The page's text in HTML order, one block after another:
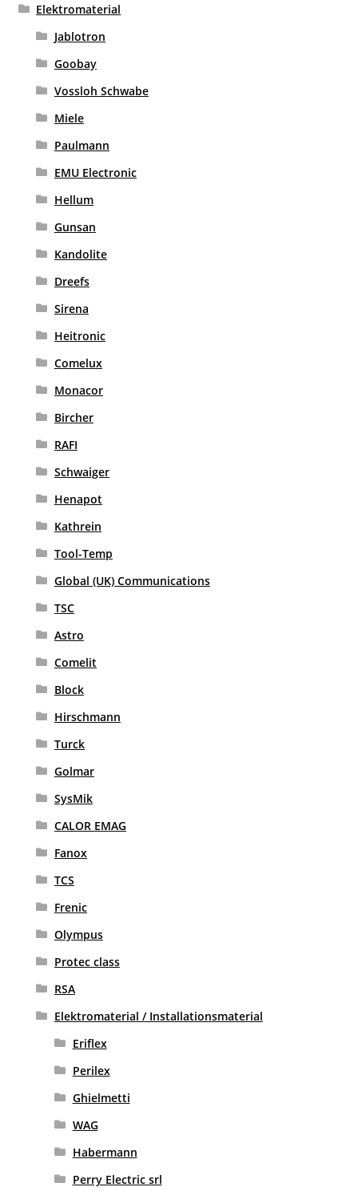
Elektromaterial
Jablotron
Goobay
Vossloh Schwabe
Miele
Paulmann
EMU Electronic
Hellum
Gunsan
Kandolite
Dreefs
Sirena
Heitronic
Comelux
Monacor
Bircher
RAFI
Schwaiger
Henapot
Kathrein
Tool-Temp
Global (UK) Communications
TSC
Astro
Comelit
Block
Hirschmann
Turck
Golmar
SysMik
CALOR EMAG
Fanox
TCS
Frenic
Olympus
Protec class
RSA
Elektromaterial / Installationsmaterial
Eriflex
Perilex
Ghielmetti
WAG
Habermann
Perry Electric srl